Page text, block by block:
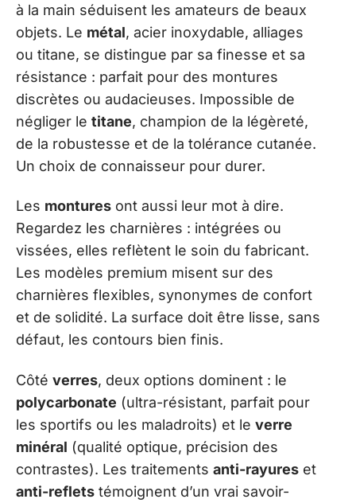
à la main séduisent les amateurs de beaux
objets. Le métal, acier inoxydable, alliages
ou titane, se distingue par sa finesse et sa
résistance : parfait pour des montures
discrètes ou audacieuses. Impossible de
négliger le titane, champion de la légèreté,
de la robustesse et de la tolérance cutanée.
Un choix de connaisseur pour durer.
Les montures ont aussi leur mot à dire.
Regardez les charnières : intégrées ou
vissées, elles reflètent le soin du fabricant.
Les modèles premium misent sur des
charnières flexibles, synonymes de confort
et de solidité. La surface doit être lisse, sans
défaut, les contours bien finis.
Côté verres, deux options dominent : le
polycarbonate (ultra-résistant, parfait pour
les sportifs ou les maladroits) et le verre
minéral (qualité optique, précision des
contrastes). Les traitements anti-rayures et
anti-reflets témoignent d’un vrai savoir-